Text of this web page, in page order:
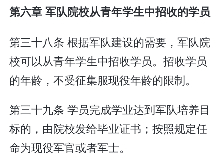
第六章 军队院校从青年学生中招收的学员
第三十八条 根据军队建设的需要，军队院
校可以从青年学生中招收学员。招收学员
的年龄，不受征集服现役年龄的限制。
第三十九条 学员完成学业达到军队培养目
标的，由院校发给毕业证书；按照规定任
命为现役军官或者军士。